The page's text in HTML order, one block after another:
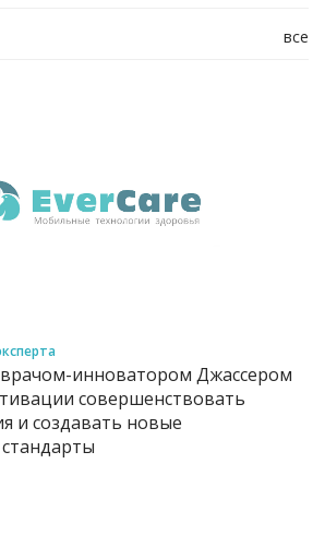
все
инноватором Джассером
совершенствовать
и создавать новые